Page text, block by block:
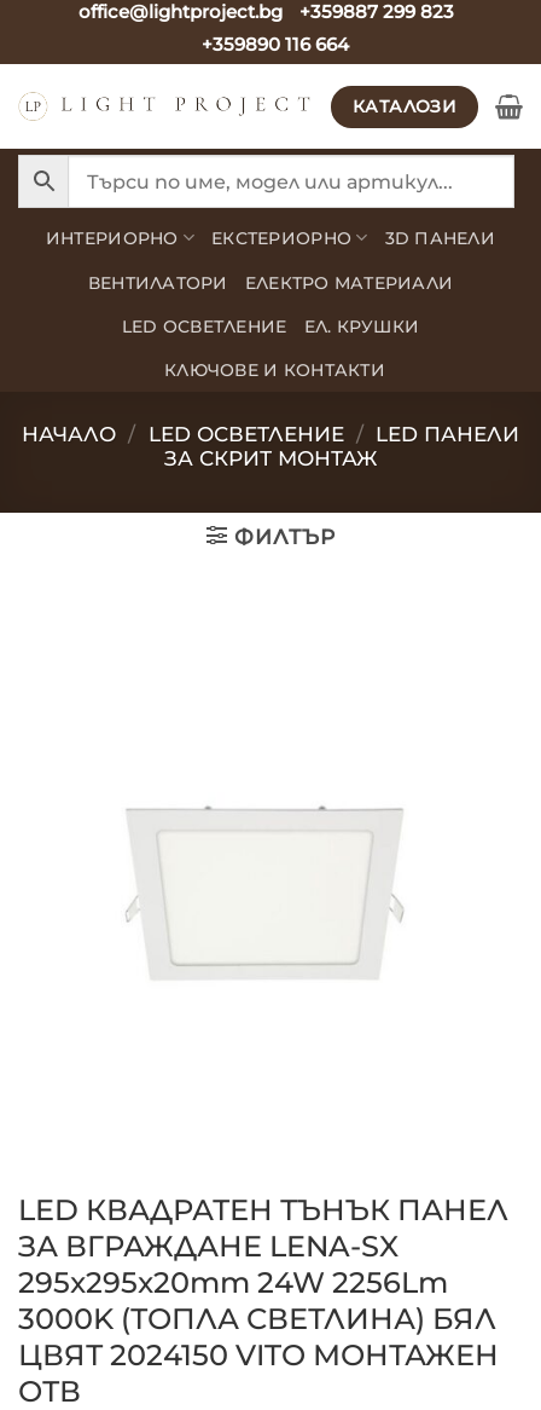
office@lightproject.bg
+359887 299 823
+359890 116 664
КАТАЛОЗИ
ИНТЕРИОРНО ЕКСТЕРИОРНО 3D ПАНЕЛИ
ВЕНТИЛАТОРИ ЕЛЕКТРО МАТЕРИАЛИ
LED ОСВЕТЛЕНИЕ ЕЛ. КРУШКИ
КЛЮЧОВЕ И КОНТАКТИ
НАЧАЛО / LED ОСВЕТЛЕНИЕ / LED ПАНЕЛИ
ЗА СКРИТ МОНТАЖ
ФИЛТЪР
LED КВАДРАТЕН ТЪНЪК ПАНЕЛ
ЗА ВГРАЖДАНЕ LENA-SX
295x295x20mm 24W 2256Lm
3000K (ТОПЛА СВЕТЛИНА) БЯЛ
ЦВЯТ 2024150 VITO МОНТАЖЕН
ОТВ